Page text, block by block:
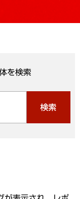
を検索
検索